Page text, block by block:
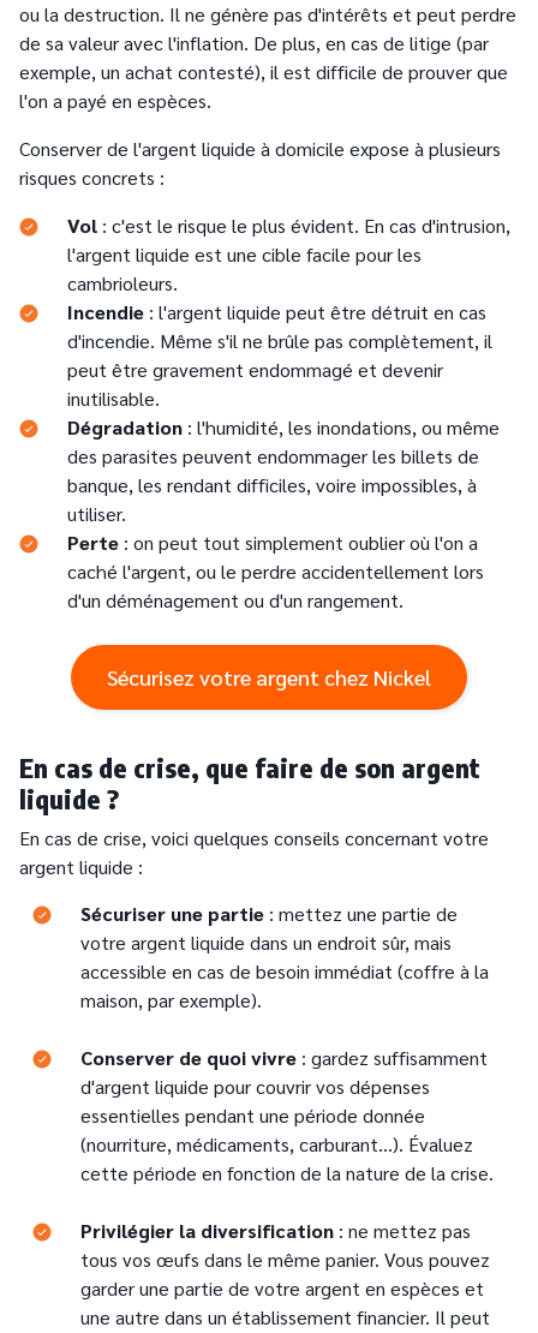
ou la destruction. Il ne génère pas d'intérêts et peut perdre
de sa valeur avec l'inflation. De plus, en cas de litige (par
exemple, un achat contesté), il est difficile de prouver que
l'on a payé en espèces.
Conserver de l'argent liquide à domicile expose à plusieurs
risques concrets :
Vol : c'est le risque le plus évident. En cas d'intrusion,
l'argent liquide est une cible facile pour les
cambrioleurs.
Incendie : l'argent liquide peut être détruit en cas
d'incendie. Même s'il ne brûle pas complètement, il
peut être gravement endommagé et devenir
inutilisable.
Dégradation : l'humidité, les inondations, ou même
des parasites peuvent endommager les billets de
banque, les rendant difficiles, voire impossibles, à
utiliser.
Perte : on peut tout simplement oublier où l'on a
caché l'argent, ou le perdre accidentellement lors
d'un déménagement ou d'un rangement.
Sécurisez votre argent chez Nickel
En cas de crise, que faire de son argent
liquide ?
En cas de crise, voici quelques conseils concernant votre
argent liquide :
Text
Sécuriser une partie : mettez une partie de
votre argent liquide dans un endroit sûr, mais
accessible en cas de besoin immédiat (coffre à la
maison, par exemple).
Conserver de quoi vivre : gardez suffisamment
d'argent liquide pour couvrir vos dépenses
essentielles pendant une période donnée
(nourriture, médicaments, carburant...). Évaluez
cette période en fonction de la nature de la crise.
Text Privilégier la diversification : ne mettez pas
tous vos œufs dans le même panier. Vous pouvez
garder une partie de votre argent en espèces et
une autre dans un établissement financier. Il peut